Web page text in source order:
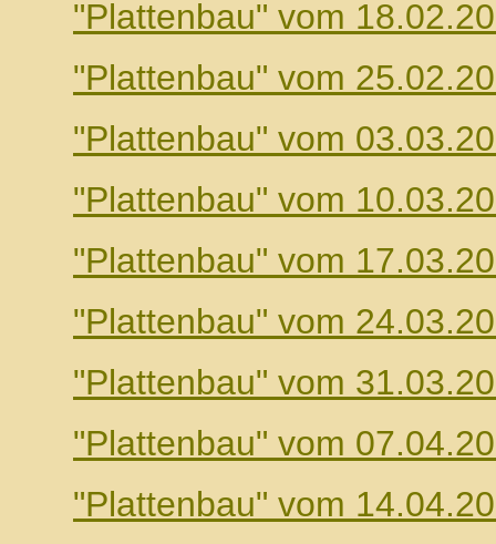
"Plattenbau" vom
"Plattenbau" vom
"Plattenbau" vom
"Plattenbau" vom
"Plattenbau" vom
"Plattenbau" vom
"Plattenbau" vom
"Plattenbau" vom
"Plattenbau" vom